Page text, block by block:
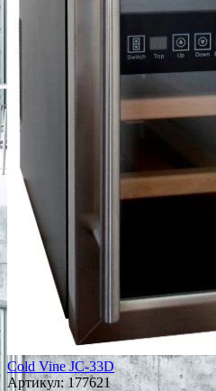
Cold Vine JC-33D
Артикул:177621